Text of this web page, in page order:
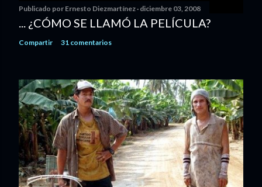
Publicado por Ernesto Diezmartínez diciembre 03, 2008
... ¿CÓMO SE LLAMÓ LA PELÍCULA?
Compartir 31 comentarios